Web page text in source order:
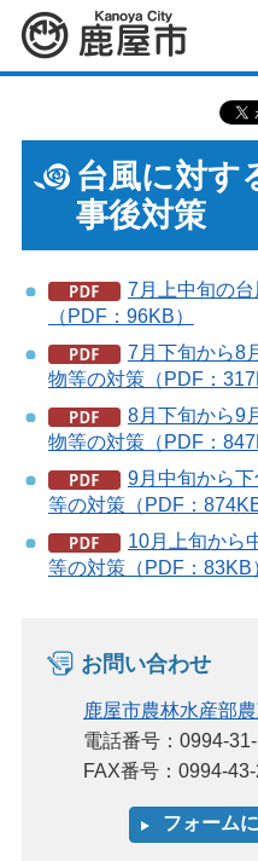
鹿屋市
台風に対す
事後対策
7月上中旬の
（PDF：96KB）
7月下旬から8
物等の対策（PDF：
8月下旬から9
物等の対策（PDF：
9月中旬から
等の対策（PDF：874KB
10月上旬から
等の対策（PDF：83KB
お問い合わせ
鹿屋市農林水産部
電話番号：0994-
FAX番号：0994-